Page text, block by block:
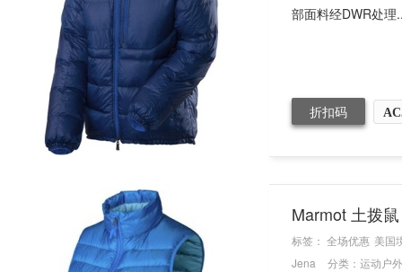
部面料经DWR处理
折扣码
Marmot 土拨
标签： 全场优惠 美国
Jena
分类： 运动户外